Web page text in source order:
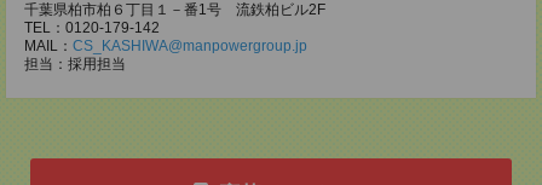
千葉県柏市柏６丁目１－番1号 流鉄柏ビル2F
TEL：0120-179-142
MAIL： CS_KASHIWA@manpowergroup.jp
担当：採用担当